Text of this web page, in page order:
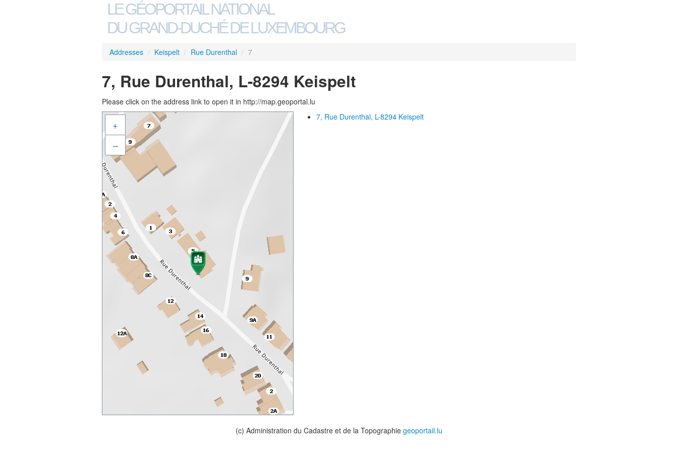
LE GÉOPORTAIL NATIONAL
DU GRAND-DUCHÉ DE LUXEMBOURG
Addresses / Keispelt / Rue Durenthal / 7
7, Rue Durenthal, L-8294 Keispelt
Please click on the address link to open it in http://map.geoportal.lu
+
–
7, Rue Durenthal, L-8294 Keispelt
(c) Administration du Cadastre et de la Topographie geoportail.lu